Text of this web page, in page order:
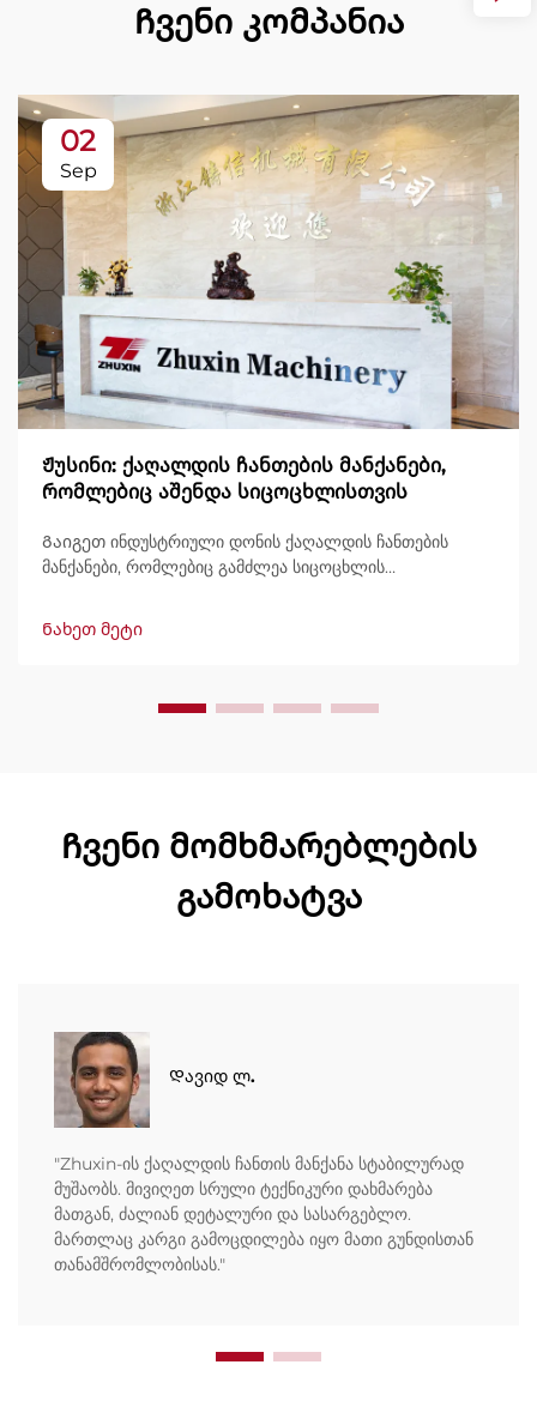
Ჩვენი კომპანია
02
Sep
Ჟუსინი: ქაღალდის ჩანთების მანქანები,
რომლებიც აშენდა სიცოცხლისთვის
Გაიგეთ ინდუსტრიული დონის ქაღალდის ჩანთების
მანქანები, რომლებიც გამძლეა სიცოცხლის
მსოფლიოში ნდობით გამოიყენება გამძლეობის,
მარტივად მართვის და მინიმალური შესვენების გამო.
Ნახეთ მეტი
Ჩვენი მომხმარებლების
გამოხატვა
Დავიდ ლ.
"Zhuxin-ის ქაღალდის ჩანთის მანქანა სტაბილურად
მუშაობს. მივიღეთ სრული ტექნიკური დახმარება
მათგან, ძალიან დეტალური და სასარგებლო.
მართლაც კარგი გამოცდილება იყო მათი გუნდისთან
თანამშრომლობისას."